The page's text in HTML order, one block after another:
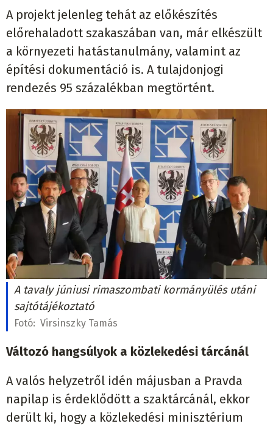
A projekt jelenleg tehát az előkészítés
előrehaladott szakaszában van, már elkészült
a környezeti hatástanulmány, valamint az
építési dokumentáció is. A tulajdonjogi
rendezés 95 százalékban megtörtént.
A tavaly júniusi rimaszombati kormányülés utáni
sajtótájékoztató
Fotó: Virsinszky Tamás
Változó hangsúlyok a közlekedési tárcánál
A valós helyzetről idén májusban a Pravda
napilap is érdeklődött a szaktárcánál, ekkor
derült ki, hogy a közlekedési minisztérium